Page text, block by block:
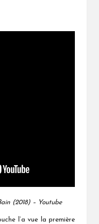
(2018) – Youtube
l’a vue la première